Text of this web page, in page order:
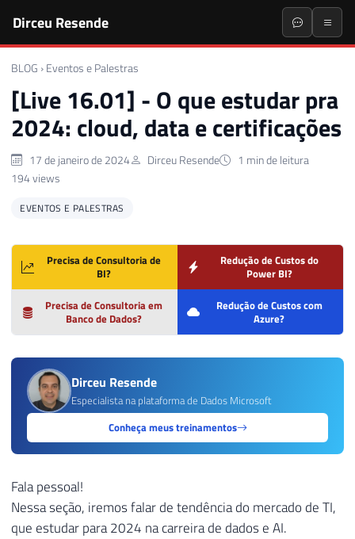
Dirceu Resende
BLOG › Eventos e Palestras
[Live 16.01] - O que estudar pra
2024: cloud, data e certificações
17 de janeiro de 2024 Dirceu Resende
1 min de leitura
194 views
EVENTOS E PALESTRAS
Precisa de Consultoria de
BI?
Redução de Custos do
Power BI?
Precisa de Consultoria em
Banco de Dados?
Redução de Custos com
Azure?
Dirceu Resende
Especialista na plataforma de Dados Microsoft
Conheça meus treinamentos
Fala pessoal!
Nessa seção, iremos falar de tendência do mercado de TI,
que estudar para 2024 na carreira de dados e AI.